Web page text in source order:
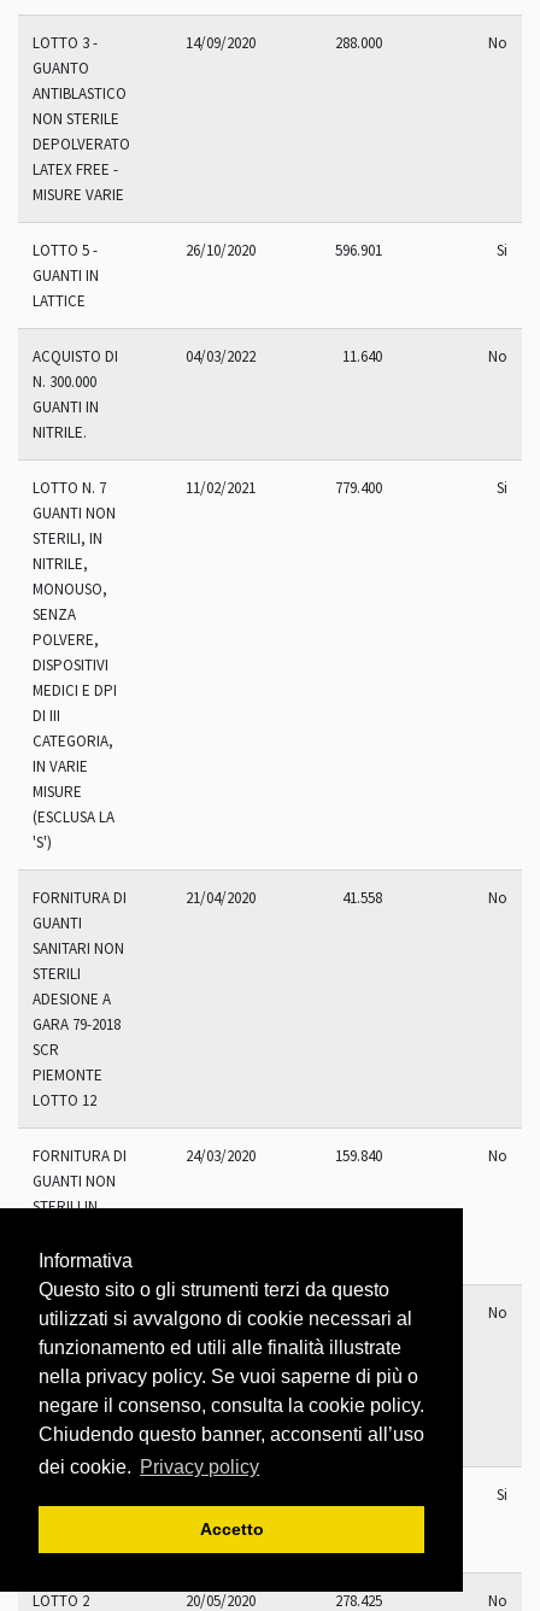
Informativa
Questo sito o gli strumenti terzi da questo
utilizzati si avvalgono di cookie necessari al
funzionamento ed utili alle finalità illustrate
nella privacy policy. Se vuoi saperne di più o
negare il consenso, consulta la cookie policy.
Chiudendo questo banner, acconsenti all’uso
dei cookie. Privacy policy
Accetto
LOTTO 3 -
GUANTO
ANTIBLASTICO
NON STERILE
DEPOLVERATO
LATEX FREE -
MISURE VARIE
14/09/2020 288.000 No
LOTTO 5 -
GUANTI IN
LATTICE
26/10/2020 596.901 Si
ACQUISTO DI
N. 300.000
GUANTI IN
NITRILE.
04/03/2022 11.640 No
LOTTO N. 7
GUANTI NON
STERILI, IN
NITRILE,
MONOUSO,
SENZA
POLVERE,
DISPOSITIVI
MEDICI E DPI
DI III
CATEGORIA,
IN VARIE
MISURE
(ESCLUSA LA
'S')
11/02/2021 779.400 Si
FORNITURA DI
GUANTI
SANITARI NON
STERILI
ADESIONE A
GARA 79-2018
SCR
PIEMONTE
LOTTO 12
21/04/2020 41.558 No
FORNITURA DI
GUANTI NON
STERILI IN
LOTTO 12
24/03/2020 159.840 No
AFFIDAMENTO
DIRETTO
LATTICE E
NITRILE
BERICAH
09/03/2021 50.760 No
Si
LOTTO 2 20/05/2020 278.425 No